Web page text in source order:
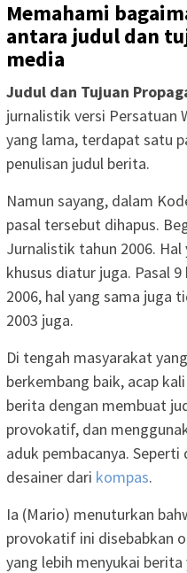
Memahami
antara judul dan
media
Judul dan Tujuan
jurnalistik versi Persatuan
yang lama, terdapat satu
penulisan judul berita.
Namun sayang, dalam
pasal tersebut dihapus.
Jurnalistik tahun 2006.
khusus diatur juga. Pasal
2006, hal yang sama juga
2003 juga.
Di tengah masyarakat
berkembang baik, acap
berita dengan membuat
provokatif, dan
aduk pembacanya.
desainer dari kompas.
Ia (Mario) menuturkan
provokatif ini disebabkan
yang lebih menyukai